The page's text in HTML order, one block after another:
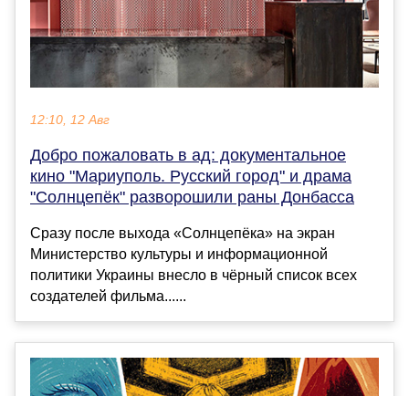
12:10, 12 Авг
Добро пожаловать в ад: документальное
кино "Мариуполь. Русский город" и драма
"Солнцепёк" разворошили раны Донбасса
Сразу после выхода «Солнцепёка» на экран
Министерство культуры и информационной
политики Украины внесло в чёрный список всех
создателей фильма......